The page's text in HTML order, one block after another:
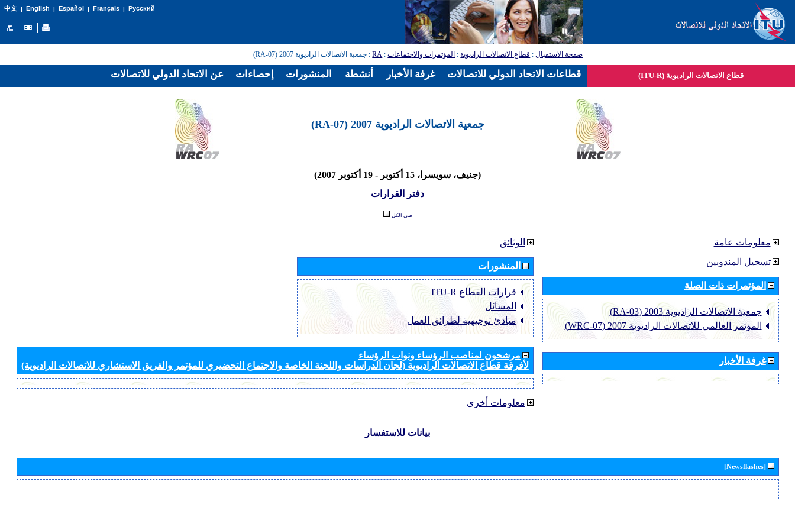
中文| English | Español | Français| Русский
صفحة الاستقبال: قطاع الاتصالات الراديوية: المؤتمرات والاجتماعات:
RA: جمعية الاتصالات الراديوية 2007 (RA-07)
قطاع الاتصالات الراديوية (ITU-R)
جمعية الاتصالات الراديوية 2007 (RA-07)
(جنيف، سويسرا، 15 أكتوبر - 19 أكتوبر 2007)
دفتر القرارات
طي الكل
الوثائق
المنشورات
قرارات القطاع ‏ITU-R
المسائل
مبادئ توجيهية لطرائق العمل
مرشحون لمناصب الرؤساء ونواب الرؤساء
لأفرقة قطاع الاتصالات الراديوية (لجان الدراسات واللجنة الخاصة والاجتماع التحضيري للمؤتمر والفريق الاستشاري للاتصالات الراديوية)
معلومات أخرى
معلومات عامة
تسجيل المندوبين
المؤتمرات ذات الصلة
جمعية الاتصالات الراديوية 2003 (RA-03)
المؤتمر العالمي للاتصالات الراديوية 2007 (WRC-07)
غرفة الأخبار
بيانات للاستفسار
[Newsflashes]
عن الاتحاد الدولي للاتصالات إحصاءات المنشورات أنشطة غرفة الأخبار قطاعات الاتحاد الدولي للاتصالات